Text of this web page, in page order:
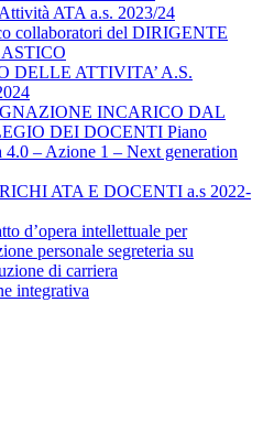
ATA a.s. 2023/24
collaboratori del DIRIGENTE
DELLE ATTIVITA’ A.S.
INCARICO DAL
DEI DOCENTI Piano
4.0 – Azione 1 – Next generation
ATA E DOCENTI a.s 2022-
d’opera intellettuale per
personale segreteria su
di carriera
integrativa